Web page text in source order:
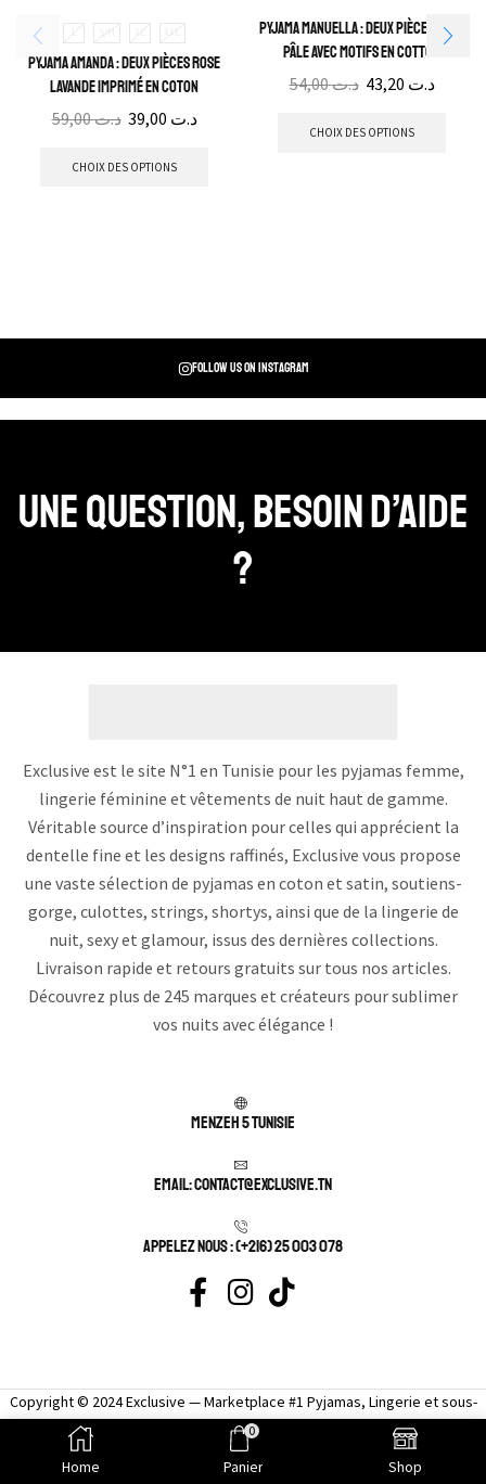
L S/M XL XXL
Pyjama Amanda : Deux pièces rose
lavande imprimé en coton
د.ت59,00 د.ت
CHOIX DES OPTIONS
Pyjama Manuella : Deux pièces Rose
pâle avec motifs en cotton
د.ت54,00 د.ت
CHOIX DES OPTIONS
Follow us on instagram
Une question, Besoin d’aide
?
Exclusive est le site N°1 en Tunisie pour les pyjamas femme,
lingerie féminine et vêtements de nuit haut de gamme.
Véritable source d’inspiration pour celles qui apprécient la
dentelle fine et les designs raffinés, Exclusive vous propose
une vaste sélection de pyjamas en coton et satin, soutiens-
gorge, culottes, strings, shortys, ainsi que de la lingerie de
nuit, sexy et glamour, issus des dernières collections.
Livraison rapide et retours gratuits sur tous nos articles.
Découvrez plus de 245 marques et créateurs pour sublimer
vos nuits avec élégance !
Menzeh 5 TUNISIE
Email: contact@exclusive.tn
APPELEZ NOUS : (+216) 25 003 078
Copyright © 2024 Exclusive — Marketplace #1 Pyjamas, Lingerie et sous-
vêtement femme sexy.
Home
0
Panier Shop